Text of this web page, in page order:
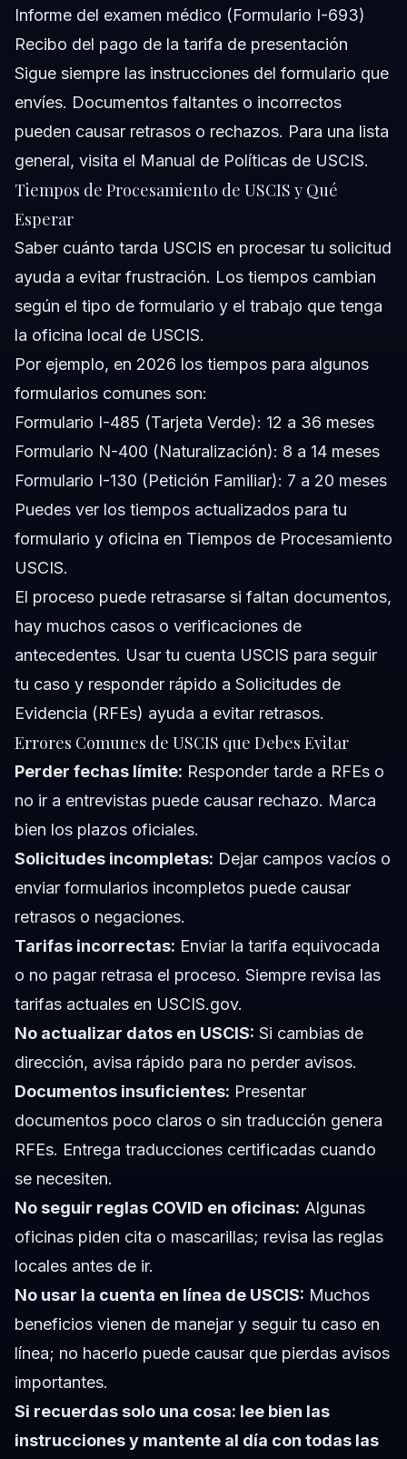
Informe del examen médico (Formulario I-693)
Recibo del pago de la tarifa de presentación
Sigue siempre las instrucciones del formulario que
envíes. Documentos faltantes o incorrectos
pueden causar retrasos o rechazos. Para una lista
general, visita el Manual de Políticas de USCIS.
Tiempos de Procesamiento de USCIS y Qué
Esperar
Saber cuánto tarda USCIS en procesar tu solicitud
ayuda a evitar frustración. Los tiempos cambian
según el tipo de formulario y el trabajo que tenga
la oficina local de USCIS.
Por ejemplo, en 2026 los tiempos para algunos
formularios comunes son:
Formulario I-485 (Tarjeta Verde): 12 a 36 meses
Formulario N-400 (Naturalización): 8 a 14 meses
Formulario I-130 (Petición Familiar): 7 a 20 meses
Puedes ver los tiempos actualizados para tu
formulario y oficina en Tiempos de Procesamiento
USCIS.
El proceso puede retrasarse si faltan documentos,
hay muchos casos o verificaciones de
antecedentes. Usar tu cuenta USCIS para seguir
tu caso y responder rápido a Solicitudes de
Evidencia (RFEs) ayuda a evitar retrasos.
Errores Comunes de USCIS que Debes Evitar
Perder fechas límite: Responder tarde a RFEs o
no ir a entrevistas puede causar rechazo. Marca
bien los plazos oficiales.
Solicitudes incompletas: Dejar campos vacíos o
enviar formularios incompletos puede causar
retrasos o negaciones.
Tarifas incorrectas: Enviar la tarifa equivocada
o no pagar retrasa el proceso. Siempre revisa las
tarifas actuales en USCIS.gov.
No actualizar datos en USCIS: Si cambias de
dirección, avisa rápido para no perder avisos.
Documentos insuficientes: Presentar
documentos poco claros o sin traducción genera
RFEs. Entrega traducciones certificadas cuando
se necesiten.
No seguir reglas COVID en oficinas: Algunas
oficinas piden cita o mascarillas; revisa las reglas
locales antes de ir.
No usar la cuenta en línea de USCIS: Muchos
beneficios vienen de manejar y seguir tu caso en
línea; no hacerlo puede causar que pierdas avisos
importantes.
Si recuerdas solo una cosa: lee bien las
instrucciones y mantente al día con todas las